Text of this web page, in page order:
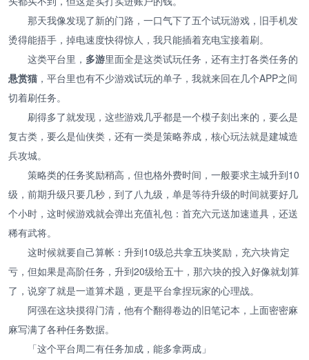
那天我像发现了新的门路，一口气下了五个试玩游戏，旧手机发
烫得能捂手，掉电速度快得惊人，我只能插着充电宝接着刷。
这类平台里， 多游里面全是这类试玩任务，还有主打各类任务的
悬赏猫 ，平台里也有不少游戏试玩的单子，我就来回在几个APP之间
切着刷任务。
刷得多了就发现，这些游戏几乎都是一个模子刻出来的，要么是
复古类，要么是仙侠类，还有一类是策略养成，核心玩法就是建城造
兵攻城。
策略类的任务奖励稍高，但也格外费时间，一般要求主城升到10
级，前期升级只要几秒，到了八九级，单是等待升级的时间就要好几
个小时，这时候游戏就会弹出充值礼包：首充六元送加速道具，还送
稀有武将。
这时候就要自己算帐：升到10级总共拿五块奖励，充六块肯定
亏，但如果是高阶任务，升到20级给五十，那六块的投入好像就划算
了，说穿了就是一道算术题，更是平台拿捏玩家的心理战。
阿强在这块摸得门清，他有个翻得卷边的旧笔记本，上面密密麻
麻写满了各种任务数据。
「这个平台周二有任务加成，能多拿两成」